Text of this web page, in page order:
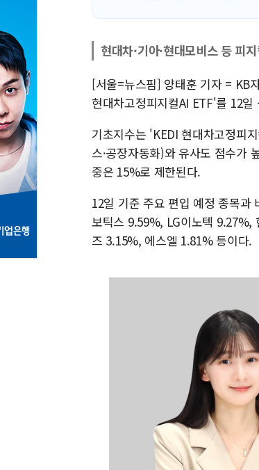
현대차·기아·현대모비스 등 피
[서울=뉴스핌] 양태훈 기자 = KB
현대차고정피지컬AI ETF'를 12일
기초지수는 'KEDI 현대차고정피
스·공장자동화)와 유사도 점수가
중은 15%로 제한된다.
12일 기준 주요 편입 예정 종목
보틱스 9.59%, LG이노텍 9.27%,
즈 3.15%, 에스엘 1.81% 등이다.